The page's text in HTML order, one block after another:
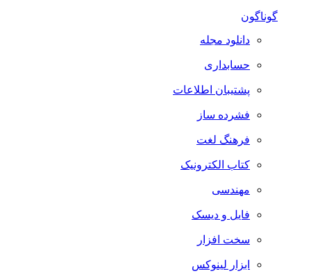
گوناگون
دانلود مجله
حسابداری
پشتیبان اطلاعات
فشرده ساز
فرهنگ لغت
کتاب الکترونیک
مهندسی
فایل و دیسک
سخت افزار
ابزار لینوکس